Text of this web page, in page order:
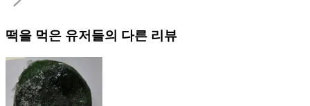
떡을 먹은 유저들의 다른 리뷰